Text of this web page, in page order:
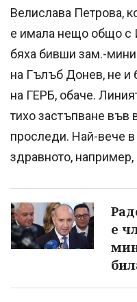
Велислава Петрова,
е имала нещо общо с
бяха бивши зам.-
на Гълъб Донев, не и
на ГЕРБ, обаче.
тихо застъпване
проследи. Най-вече в
здравното,
е